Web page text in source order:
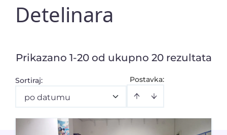
Detelinara
Prikazano 1-20 od ukupno 20 rezultata
Postavka:
Sortiraj:
po datumu